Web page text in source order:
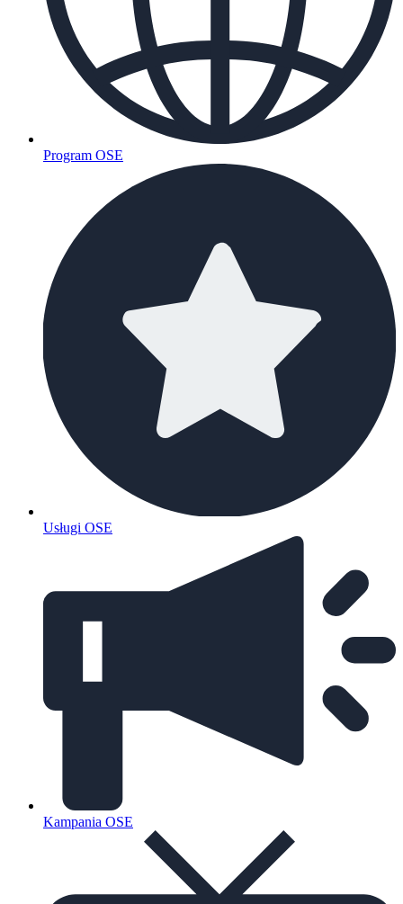
Program OSE
Usługi OSE
Kampania OSE